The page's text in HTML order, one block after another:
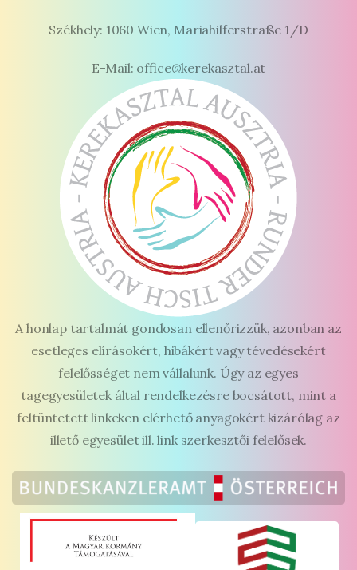
Székhely: 1060 Wien, Mariahilferstraße 1/D
E-Mail: office@kerekasztal.at
A honlap tartalmát gondosan ellenőrizzük, azonban az
esetleges elírásokért, hibákért vagy tévedésekért
felelősséget nem vállalunk. Úgy az egyes
tagegyesületek által rendelkezésre bocsátott, mint a
feltüntetett linkeken elérhető anyagokért kizárólag az
illető egyesület ill. link szerkesztői felelősek.